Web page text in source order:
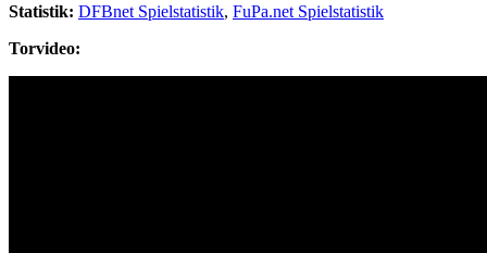
Statistik: DFBnet Spielstatistik, FuPa.net Spielstatistik
Torvideo: